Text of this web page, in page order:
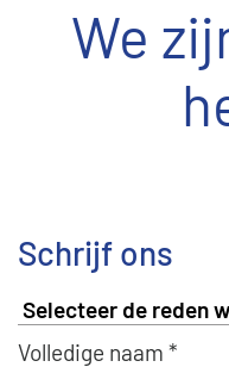
We
Schrijf ons
Volledige naam *